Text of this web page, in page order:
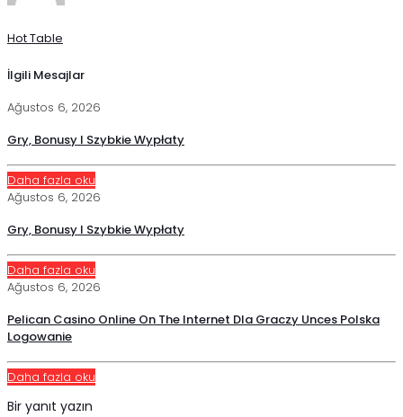
Hot Table
İlgili Mesajlar
Ağustos 6, 2026
Gry, Bonusy I Szybkie Wypłaty
Daha fazla oku
Ağustos 6, 2026
Gry, Bonusy I Szybkie Wypłaty
Daha fazla oku
Ağustos 6, 2026
Pelican Casino Online On The Internet Dla Graczy Unces Polska
Logowanie
Daha fazla oku
Bir yanıt yazın